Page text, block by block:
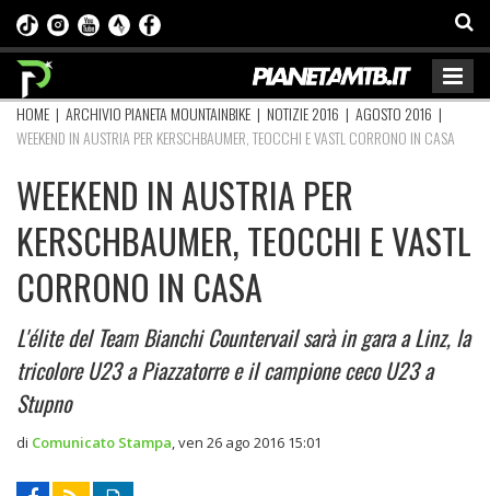
HOME | ARCHIVIO PIANETA MOUNTAINBIKE | NOTIZIE 2016 | AGOSTO 2016 |
WEEKEND IN AUSTRIA PER KERSCHBAUMER, TEOCCHI E VASTL CORRONO IN CASA
WEEKEND IN AUSTRIA PER
KERSCHBAUMER, TEOCCHI E VASTL
CORRONO IN CASA
L'élite del Team Bianchi Countervail sarà in gara a Linz, la
tricolore U23 a Piazzatorre e il campione ceco U23 a
Stupno
di Comunicato Stampa ven 26 ago 2016 15:01